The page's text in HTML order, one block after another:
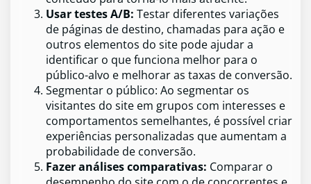
Usar testes A/B: Testar diferentes variações
de páginas de destino, chamadas para ação e
outros elementos do site pode ajudar a
identificar o que funciona melhor para o
público-alvo e melhorar as taxas de conversão.
Segmentar o público: Ao segmentar os
visitantes do site em grupos com interesses e
comportamentos semelhantes, é possível criar
experiências personalizadas que aumentam a
probabilidade de conversão.
Fazer análises comparativas: Comparar o